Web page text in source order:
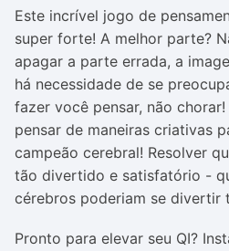
Este incrível jogo de
super forte! A melhor parte?
apagar a parte errada, a
há necessidade de se
fazer você pensar, não
pensar de maneiras criativas
campeão cerebral! Resolver
tão divertido e satisfatório -
cérebros poderiam se divertir
Pronto para elevar seu QI?